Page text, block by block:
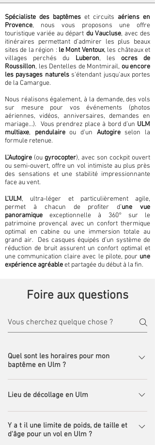
Spécialiste des baptêmes et circuits aériens en
Provence, nous vous proposons une offre
touristique variée au départ du Vaucluse, avec des
itinéraires permettant d’admirer les plus beaux
sites de la région : le Mont Ventoux, les châteaux et
villages perchés du Luberon, les ocres de
Roussillon, les Dentelles de Montmirail, ou encore
les paysages naturelss'étendant jusqu'aux portes
de la Camargue.
Nous réalisons également, à la demande, des vols
sur mesure pour vos événements (photos
aériennes, vidéos, anniversaires, demandes en
mariage…). ​ Vous prendrez place à bord d’un ULM
multiaxe, pendulaireou d’un Autogireselon la
formule retenue.
L'Autogire (ou gyrocopter), avec son cockpit ouvert
ou semi-ouvert, offre un vol intimiste au plus près
des sensations et une stabilité impressionnante
face au vent.
L'ULM, ultra-léger et particulièrement agile,
permet à chacun de profiter d’une vue
panoramique exceptionnelle à 360° sur le
patrimoine provençal avec un confort thermique
optimal en cabine ou une immersion totale au
grand air. ​ Des casques équipés d’un système de
réduction de bruit assurent un confort optimal et
une communication claire avec le pilote, pour une
expérience agréableet partagée du début à la fin.
Foire aux questions
Quel sont les horaires pour mon
baptême en Ulm ?
fonction des conditions météo... Nous n'avons
pour être sûr de voler en dessous des nuages...
Lieu de décollage en Ulm
Seine-Maritime (76), Normandie, France. (LFOP)
Y a t il une limite de poids, de taille et
d'âge pour un vol en Ulm ?